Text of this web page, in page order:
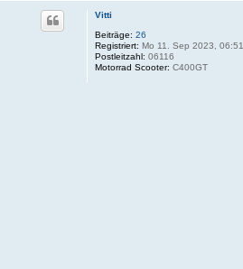
Vitti
Beiträge: 26
Registriert: Mo 11. Sep 2023, 06:51
Postleitzahl: 06116
Motorrad Scooter: C400GT